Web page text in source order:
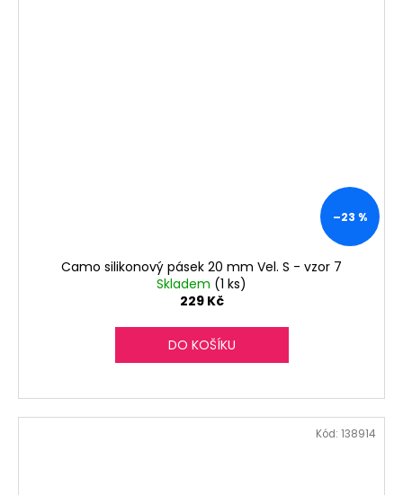
–23 %
Camo silikonový pásek 20 mm Vel. S - vzor 7
Skladem (1 ks)
229 Kč
DO KOŠÍKU
Kód: 138914